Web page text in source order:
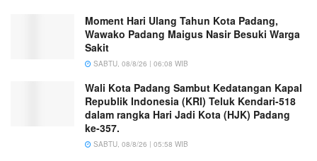
Moment Hari Ulang Tahun Kota Padang,
Wawako Padang Maigus Nasir Besuki Warga
Sakit
SABTU, 08/8/26 | 06:08 WIB
Wali Kota Padang Sambut Kedatangan Kapal
Republik Indonesia (KRI) Teluk Kendari-518
dalam rangka Hari Jadi Kota (HJK) Padang
ke-357.
SABTU, 08/8/26 | 05:58 WIB